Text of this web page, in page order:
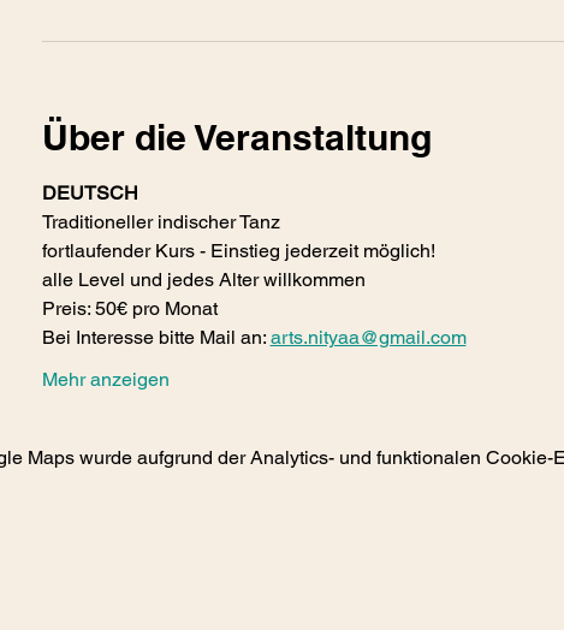
Über die Veranstaltung
DEUTSCH
Traditioneller indischer Tanz
fortlaufender Kurs - Einstieg jederzeit möglich!
alle Level und jedes Alter willkommen
Preis: 50€ pro Monat
Bei Interesse bitte Mail an: arts.nityaa@gmail.com
Mehr anzeigen
Maps wurde aufgrund der Analytics- und funktionalen Cookie-